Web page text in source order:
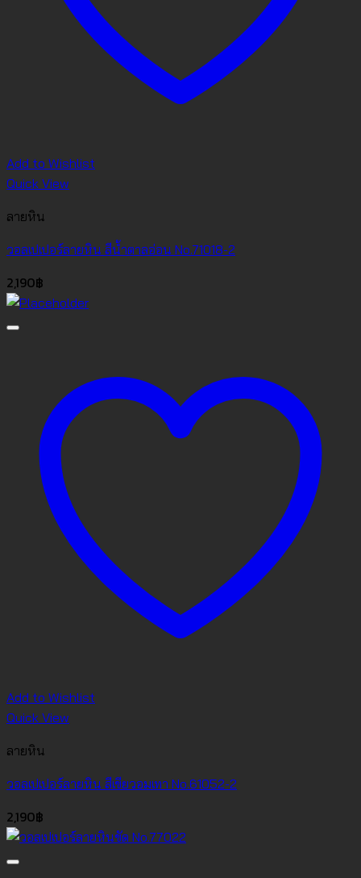
Add to Wishlist
Quick View
ลายหิน
วอลเปเปอร์ลายหิน สีน้ำตาลอ่อน No.71018-2
2,190฿
Add to Wishlist
Quick View
ลายหิน
วอลเปเปอร์ลายหิน สีเขียวอมเทา No.61052-2
2,190฿